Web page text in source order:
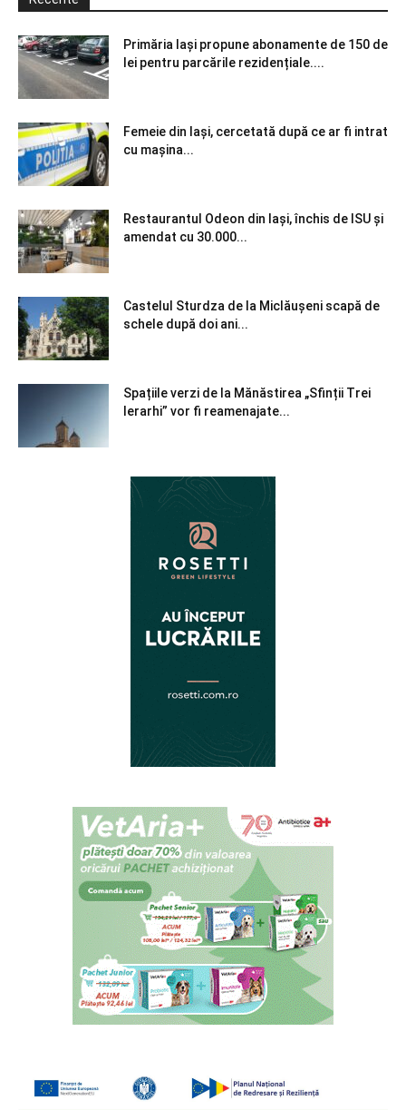
Primăria Iași propune abonamente de 150 de
lei pentru parcările rezidențiale....
Femeie din Iași, cercetată după ce ar fi intrat
cu mașina...
Restaurantul Odeon din Iași, închis de ISU și
amendat cu 30.000...
Castelul Sturdza de la Miclăușeni scapă de
schele după doi ani...
Spațiile verzi de la Mănăstirea „Sfinții Trei
Ierarhi” vor fi reamenajate...